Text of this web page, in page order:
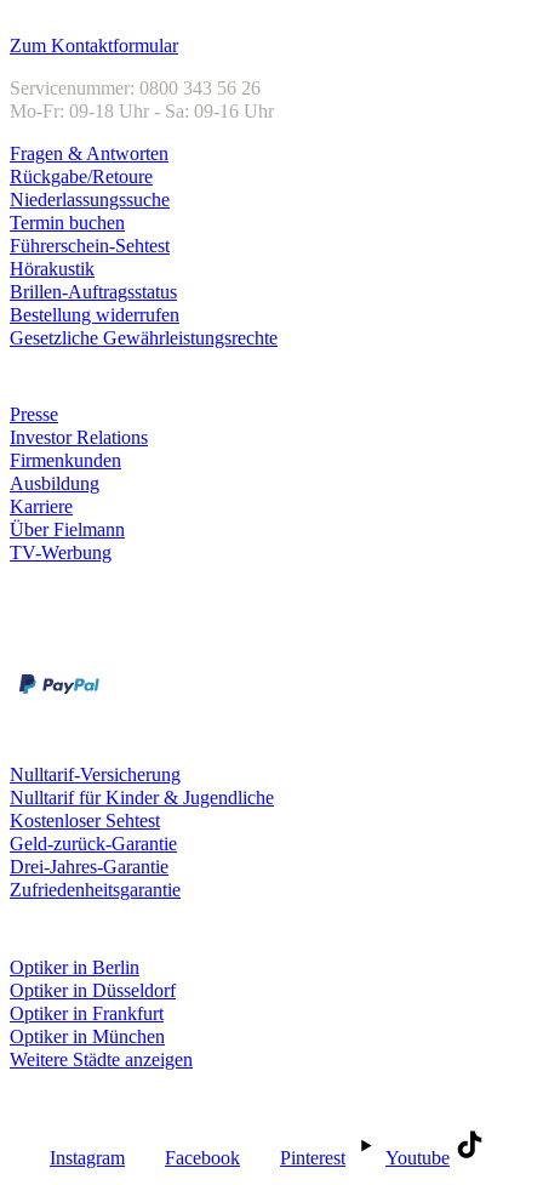
Zum Kontaktformular
Servicenummer: 0800 343 56 26
Mo-Fr: 09-18 Uhr - Sa: 09-16 Uhr
Fragen & Antworten
Rückgabe/Retoure
Niederlassungssuche
Termin buchen
Führerschein-Sehtest
Hörakustik
Brillen-Auftragsstatus
Bestellung widerrufen
Gesetzliche Gewährleistungsrechte
Presse
Investor Relations
Firmenkunden
Ausbildung
Karriere
Über Fielmann
TV-Werbung
Nulltarif-Versicherung
Nulltarif für Kinder & Jugendliche
Kostenloser Sehtest
Geld-zurück-Garantie
Drei-Jahres-Garantie
Zufriedenheitsgarantie
Optiker in Berlin
Optiker in Düsseldorf
Optiker in Frankfurt
Optiker in München
Weitere Städte anzeigen
Instagram Facebook Pinterest Youtube